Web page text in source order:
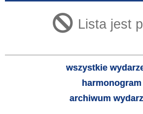
zakresie
—
Lista jest
wszystkie
harmonogram
archiwum